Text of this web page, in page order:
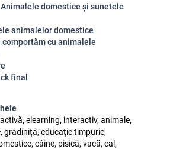
domestice și sunetele
animalelor domestice
comportăm cu animalele
final
elearning, interactiv, animale,
gradiniță, educație timpurie,
câine, pisică, vacă, cal,